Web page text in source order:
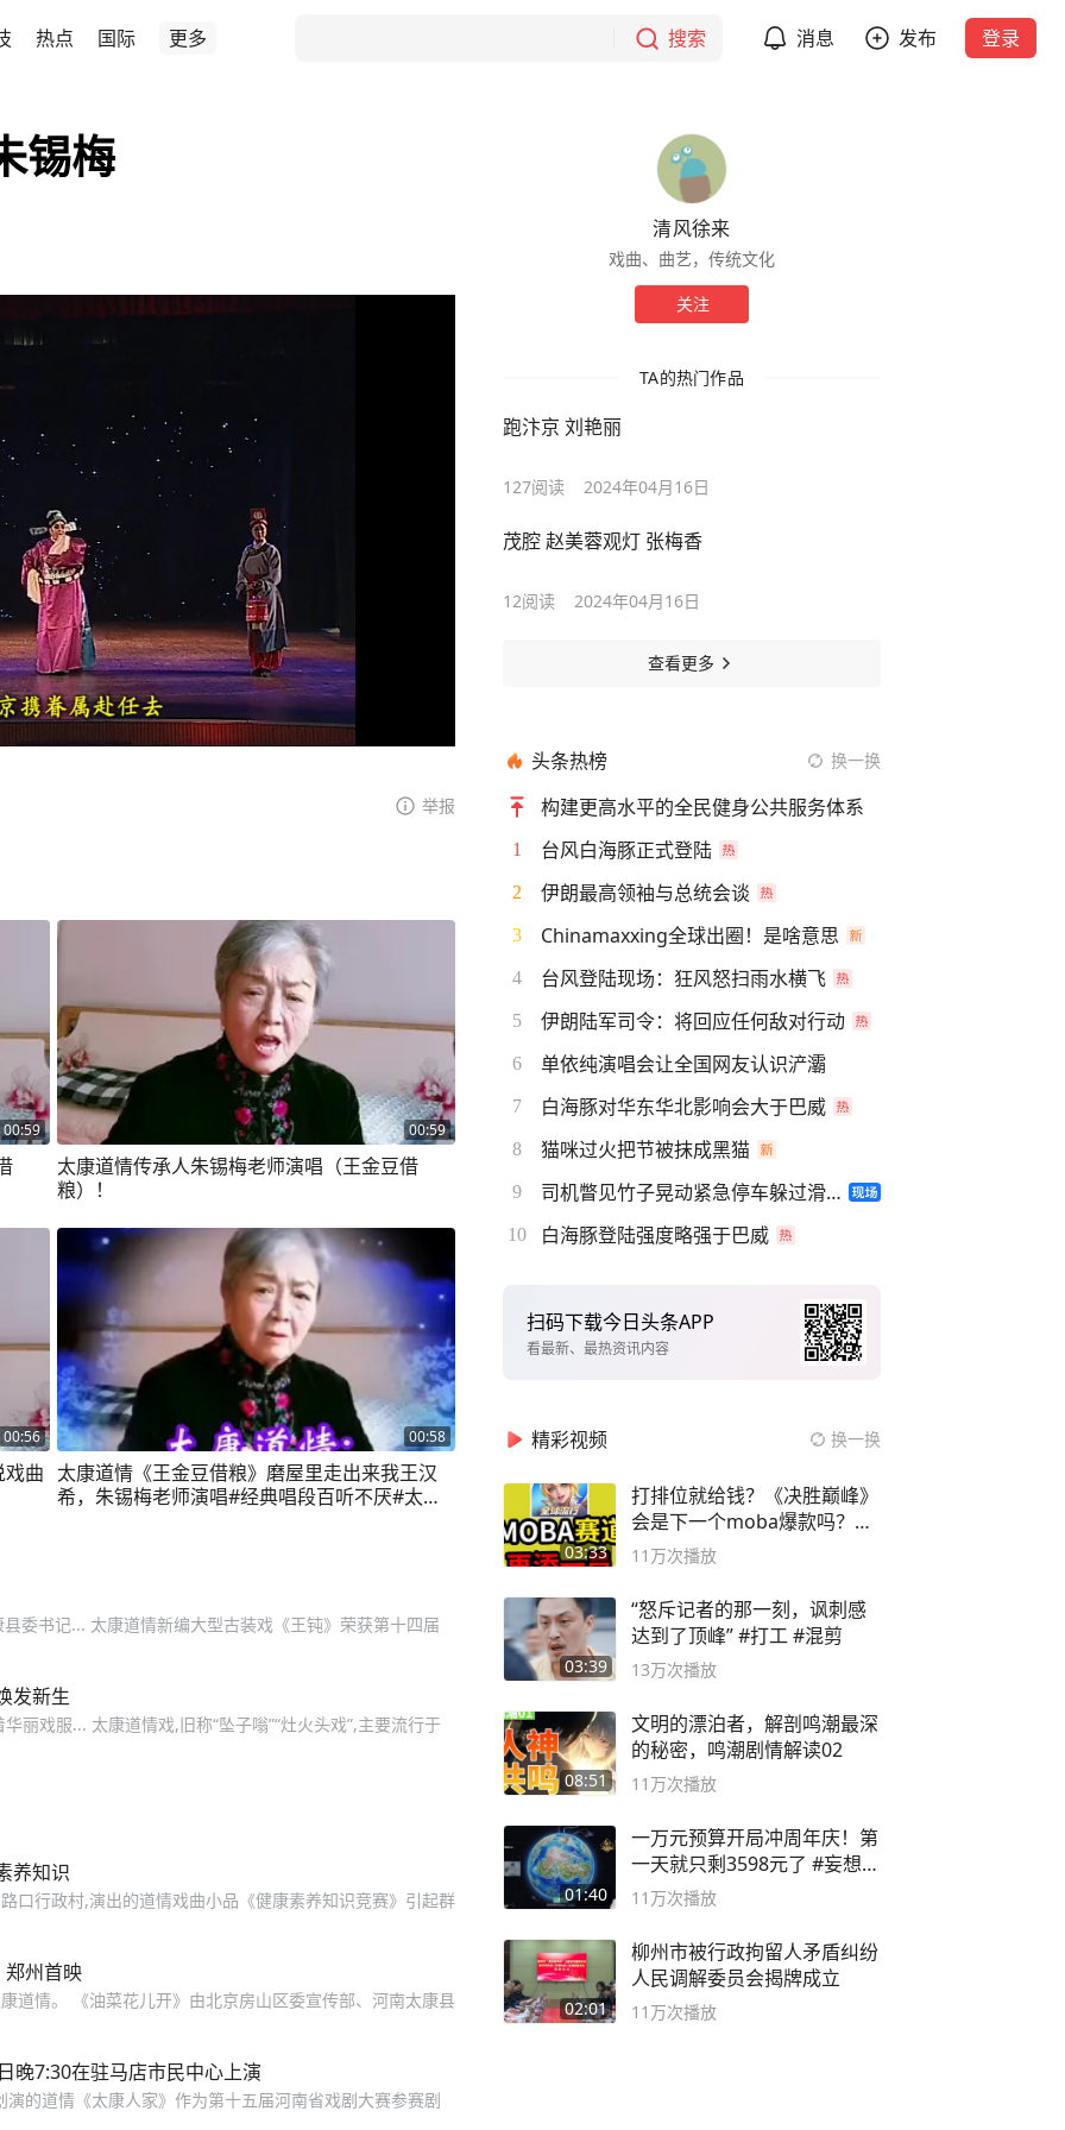
热点 国际 更多 搜索 消息 发布 登录
锡梅
举报
00:59 00:59
太康道情传承人朱锡梅老师演唱（王金豆借
粮）！
00:56
曲
00:58
太康道情《王金豆借粮》磨屋里走出来我王汉
希，朱锡梅老师演唱#经典唱段百听不厌#太康
委书记... 太康道情新编大型古装戏《王钝》荣获第十四届
发新生
丽戏服... 太康道情戏,旧称“坠子嗡”“灶火头戏”,主要流行于
养知识
口行政村,演出的道情戏曲小品《健康素养知识竞赛》引起群
郑州首映
道情。 《油菜花儿开》由北京房山区委宣传部、河南太康县
晚7:30在驻马店市民中心上演
的道情《太康人家》作为第十五届河南省戏剧大赛参赛剧
清风徐来
戏曲、曲艺，传统文化
关注
TA的热门作品
跑汴京 刘艳丽
127阅读 2024年04月16日
茂腔 赵美蓉观灯 张梅香
12阅读 2024年04月16日
查看更多
头条热榜 换一换
构建更高水平的全民健身公共服务体系
1 台风白海豚正式登陆
2 伊朗最高领袖与总统会谈
3 Chinamaxxing全球出圈！是啥意思
4 台风登陆现场：狂风怒扫雨水横飞
5 伊朗陆军司令：将回应任何敌对行动
6 单依纯演唱会让全国网友认识浐灞
7 白海豚对华东华北影响会大于巴威
8 猫咪过火把节被抹成黑猫
9 司机瞥见竹子晃动紧急停车躲过滑坡
10 白海豚登陆强度略强于巴威
扫码下载今日头条APP
看最新、最热资讯内容
精彩视频 换一换
03:33
打排位就给钱？《决胜巅峰》
会是下一个moba爆款吗？#
决胜巅峰
11万次播放
03:39
“怒斥记者的那一刻，讽刺感
达到了顶峰” #打工 #混剪
13万次播放
08:51
文明的漂泊者，解剖鸣潮最深
的秘密，鸣潮剧情解读02
11万次播放
01:40
一万元预算开局冲周年庆！第
一天就只剩3598元了 #妄想山
海
11万次播放
02:01
柳州市被行政拘留人矛盾纠纷
人民调解委员会揭牌成立
11万次播放